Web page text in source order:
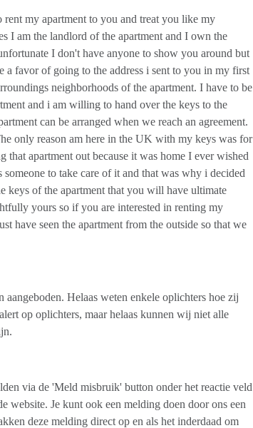
my apartment to you and treat you like my
I am the landlord of the apartment and I own the
I don't have anyone to show you around but
a favor of going to the address i sent to you in my first
neighborhoods of the apartment. I have to be
and i am willing to hand over the keys to the
can be arranged when we reach an agreement.
only reason am here in the UK with my keys was for
apartment out because it was home I ever wished
to take care of it and that was why i decided
keys of the apartment that you will have ultimate
yours so if you are interested in renting my
have seen the apartment from the outside so that we
Helaas weten enkele oplichters hoe zij
op oplichters, maar helaas kunnen wij niet alle
via de 'Meld misbruik' button onder het reactie veld
website. Je kunt ook een melding doen door ons een
deze melding direct op en als het inderdaad om